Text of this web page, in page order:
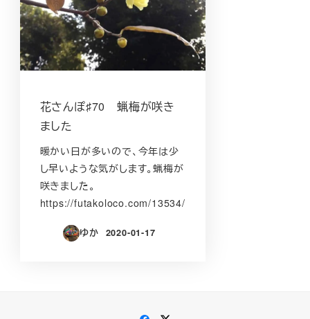
花さんぽ♯70 蝋梅が咲き
ました
暖かい日が多いので、今年は少
し早いような気がします。蝋梅が
咲きました。
https://futakoloco.com/13534/
ゆか
投稿日
2020-01-17